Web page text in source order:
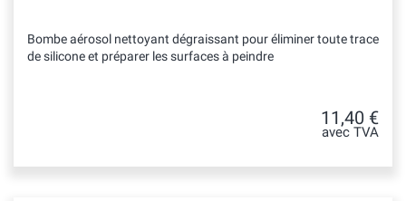
Bombe aérosol nettoyant dégraissant pour éliminer toute trace
de silicone et préparer les surfaces à peindre
11,40 €
avec TVA